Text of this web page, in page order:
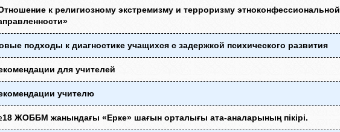
к религиозному экстремизму и терроризму этноконфессиональной
подходы к диагностике учащихся с задержкой психического развития
для учителей
учителю
ЖОББМ жанындағы «Ерке» шағын орталығы ата-аналарының пікірі.